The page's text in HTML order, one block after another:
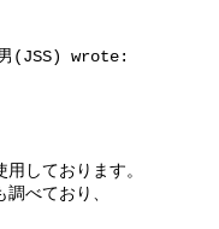
(JSS) wrote:
しております。
べており、